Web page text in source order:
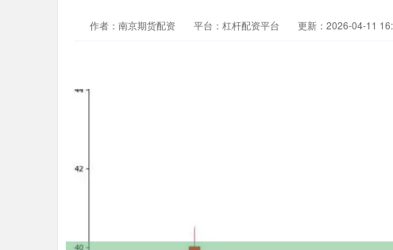
作者：南京期货配资 平台：杠杆配资平台 更新：2026-04-11